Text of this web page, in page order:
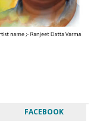
FACEBOOK